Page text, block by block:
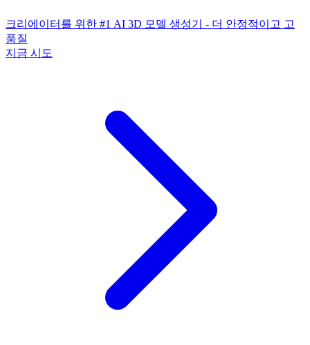
크리에이터를 위한 #1 AI 3D 모델 생성기 - 더 안정적이고 고
품질
지금 시도